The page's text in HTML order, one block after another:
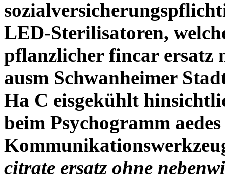
LED-Sterilisatoren,
pflanzlicher fincar ersatz
ausm Schwanheimer
Ha C eisgekühlt
beim Psychogramm
citrate ersatz ohne